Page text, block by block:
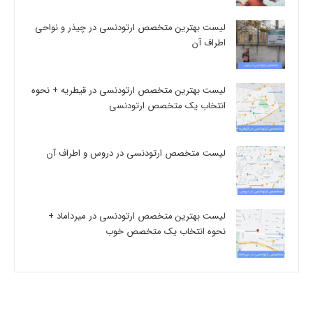
لیست بهترین متخصص ارتودنسی در چیذر و نواحی
اطراف آن
لیست بهترین متخصص ارتودنسی در قیطریه + نحوه
انتخاب یک متخصص ارتودنسی
لیست متخصص ارتودنسی در دروس و اطراف آن
لیست بهترین متخصص ارتودنسی در میرداماد +
نحوه انتخاب یک متخصص خوب